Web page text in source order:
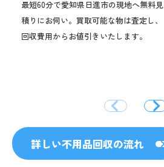
最短60分で愛知県日進市の現地へ無料見
積りにお伺い。買取可能な物は査定し、
回収費用からお値引きいたします。
詳しい不用品回収の流れ